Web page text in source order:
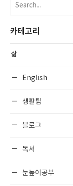
카테고리
삶
English
생활팁
블로그
독서
눈높이공부